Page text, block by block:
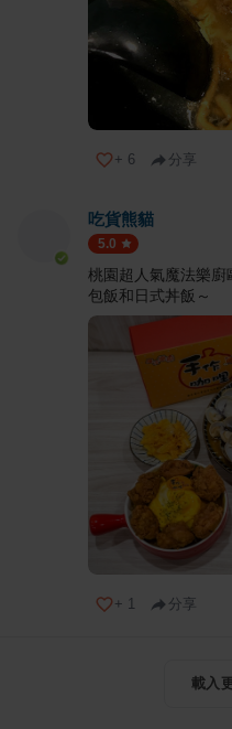
+ 6 分享
吃貨熊貓
5.0
桃園超人氣魔法樂廚
包飯和日式丼飯～
+ 1 分享
載入